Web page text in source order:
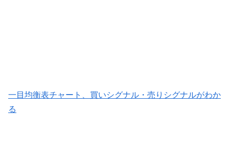
一目均衡表チャート、買いシグナル・売りシグナルがわか
る